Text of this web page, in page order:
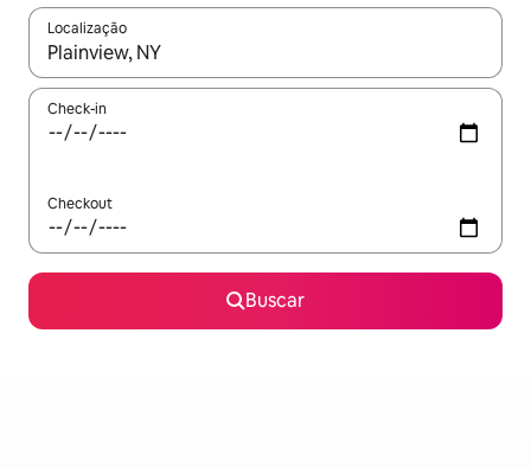
Localização
Quando os resultados estiverem disponíveis, explore-os
Check-in
Checkout
Buscar